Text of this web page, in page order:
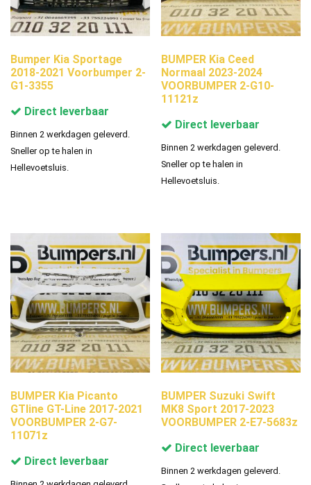
Bumper Kia Sportage
2018-2021 Voorbumper 2-
G1-3355
Direct leverbaar
Binnen 2 werkdagen geleverd.
Sneller op te halen in
Hellevoetsluis.
BUMPER Kia Ceed
Normaal 2023-2024
VOORBUMPER 2-G10-
11121z
Direct leverbaar
Binnen 2 werkdagen geleverd.
Sneller op te halen in
Hellevoetsluis.
BUMPER Kia Picanto
GTline GT-Line 2017-2021
VOORBUMPER 2-G7-
11071z
Direct leverbaar
BUMPER Suzuki Swift
MK8 Sport 2017-2023
VOORBUMPER 2-E7-5683z
Direct leverbaar
Binnen 2 werkdagen geleverd.